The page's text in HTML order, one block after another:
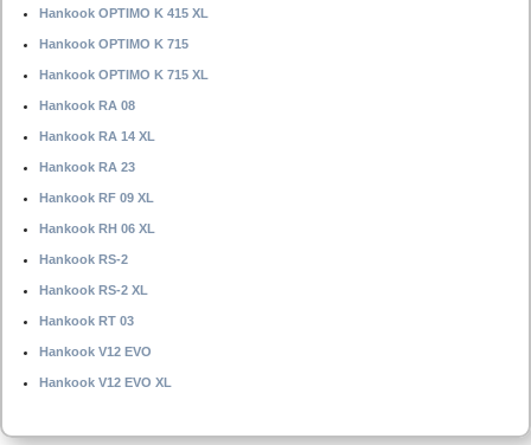
Hankook OPTIMO K 415 XL
Hankook OPTIMO K 715
Hankook OPTIMO K 715 XL
Hankook RA 08
Hankook RA 14 XL
Hankook RA 23
Hankook RF 09 XL
Hankook RH 06 XL
Hankook RS-2
Hankook RS-2 XL
Hankook RT 03
Hankook V12 EVO
Hankook V12 EVO XL